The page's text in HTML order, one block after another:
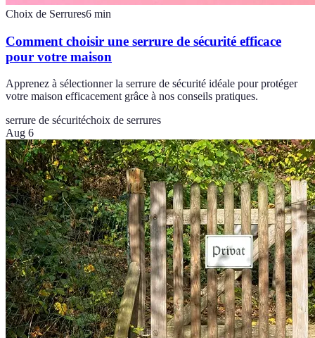
Choix de Serrures6 min
Comment choisir une serrure de sécurité efficace
pour votre maison
Apprenez à sélectionner la serrure de sécurité idéale pour protéger
votre maison efficacement grâce à nos conseils pratiques.
serrure de sécuritéchoix de serrures
Aug 6